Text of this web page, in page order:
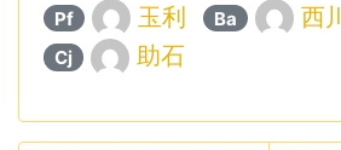
Pf 玉利 Ba 西川
Cj 助石